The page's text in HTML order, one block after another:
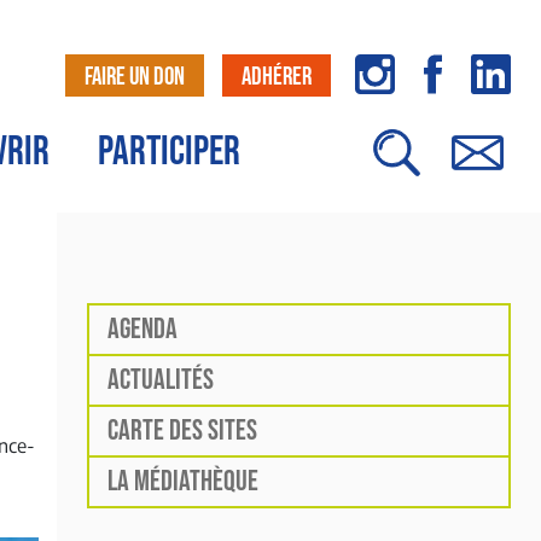
FAIRE UN DON ADHÉRER
PARTICIPER
AGENDA
ACTUALITÉS
CARTE DES SITES
LA MÉDIATHÈQUE